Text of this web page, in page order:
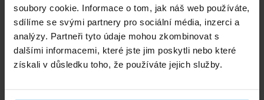
soubory cookie. Informace o tom, jak náš web používáte,
sdílíme se svými partnery pro sociální média, inzerci a
analýzy. Partneři tyto údaje mohou zkombinovat s
dalšími informacemi, které jste jim poskytli nebo které
získali v důsledku toho, že používáte jejich služby.
Oproti bežným nafukovacím postelím konstrukce PVC
I-Beam se vysoce pevná polyesterová vlákna Fiber-
Tech ™ neroztahují. To vede k úžasné odolnosti a
vylepšenému, dlouhotrvajícímu pohodlí.